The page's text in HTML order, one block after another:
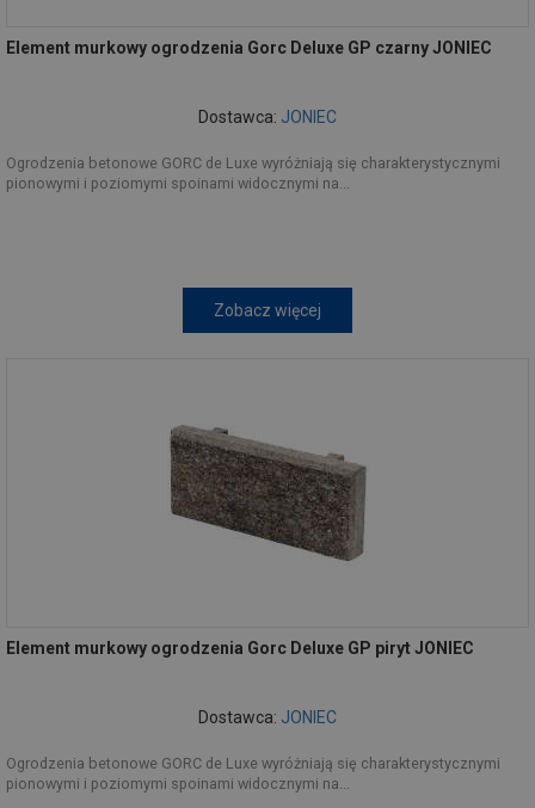
Element murkowy ogrodzenia Gorc Deluxe GP czarny JONIEC
Dostawca: JONIEC
Ogrodzenia betonowe GORC de Luxe wyróżniają się charakterystycznymi
pionowymi i poziomymi spoinami widocznymi na...
Zobacz więcej
Element murkowy ogrodzenia Gorc Deluxe GP piryt JONIEC
Dostawca: JONIEC
Ogrodzenia betonowe GORC de Luxe wyróżniają się charakterystycznymi
pionowymi i poziomymi spoinami widocznymi na...